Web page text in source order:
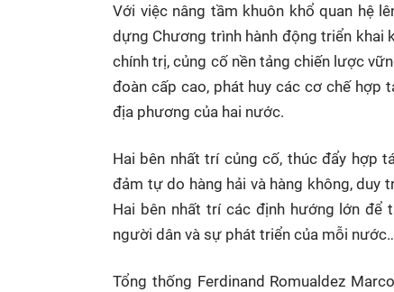
Với việc nâng tầm khuôn khổ quan hệ
dựng Chương trình hành động triển
chính trị, củng cố nền tảng chiến lược
đoàn cấp cao, phát huy các cơ chế hợp
địa phương của hai nước.
Hai bên nhất trí củng cố, thúc đẩy hợp
đảm tự do hàng hải và hàng không, duy
Hai bên nhất trí các định hướng lớn
người dân và sự phát triển của mỗi
Tổng thống Ferdinand Romualdez